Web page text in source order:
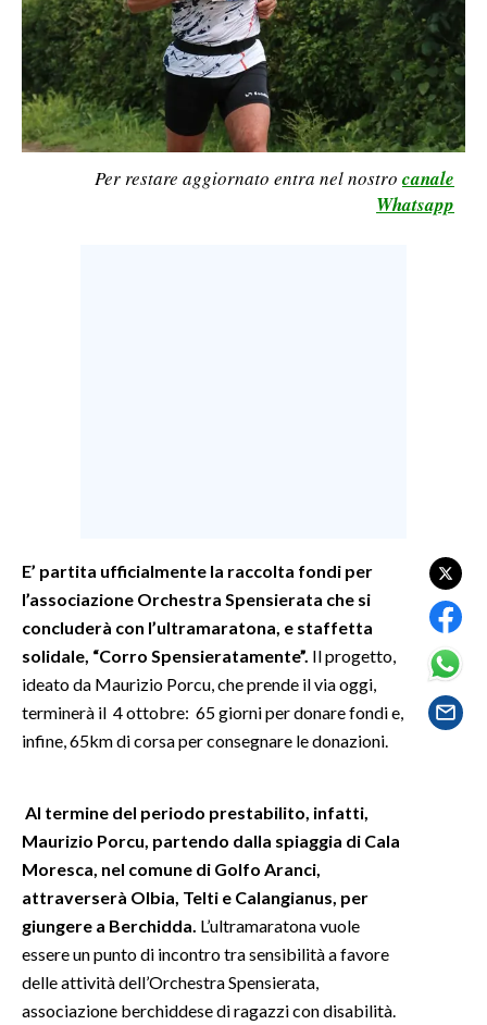
LAVORO
BANDI
SPORT IN SARDEGNA
GOSSIP
SALUTE
SARDEGNA TURISMO
SARDI NEL MONDO
EVENTI
INSULARITÀ
INFO AZIENDE
Per restare aggiornato entra nel nostro canale
Whatsapp
E’ partita ufficialmente la raccolta fondi per
l’associazione Orchestra Spensierata che si
concluderà con l’ultramaratona, e staffetta
solidale, “Corro Spensieratamente”. Il progetto,
ideato da Maurizio Porcu, che prende il via oggi,
terminerà il 4 ottobre: 65 giorni per donare fondi e,
infine, 65km di corsa per consegnare le donazioni.
Al termine del periodo prestabilito, infatti,
Maurizio Porcu, partendo dalla spiaggia di Cala
Moresca, nel comune di Golfo Aranci,
attraverserà Olbia, Telti e Calangianus, per
giungere a Berchidda. L’ultramaratona vuole
essere un punto di incontro tra sensibilità a favore
delle attività dell’Orchestra Spensierata,
associazione berchiddese di ragazzi con disabilità.